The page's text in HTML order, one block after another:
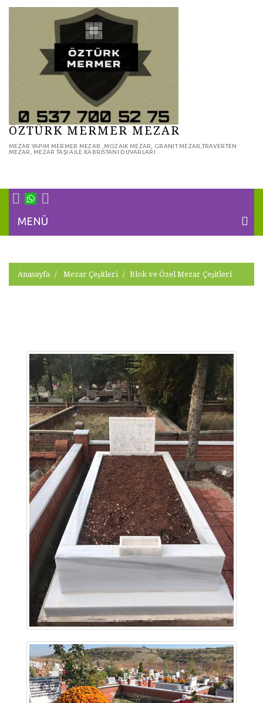
ÖZTÜRK MERMER MEZAR
MEZAR YAPIM MERMER MEZAR ,MOZAIK MEZAR, GRANIT MEZAR,TRAVERTEN
MEZAR, MEZAR TAŞI AILE KABRISTANI DUVARLARI
MENÜ
Anasayfa Mezar Çeşitleri Blok ve Özel Mezar Çeşitleri